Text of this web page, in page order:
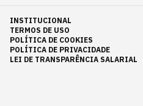
INSTITUCIONAL
TERMOS DE USO
POLÍTICA DE COOKIES
POLÍTICA DE PRIVACIDADE
LEI DE TRANSPARÊNCIA SALARIAL